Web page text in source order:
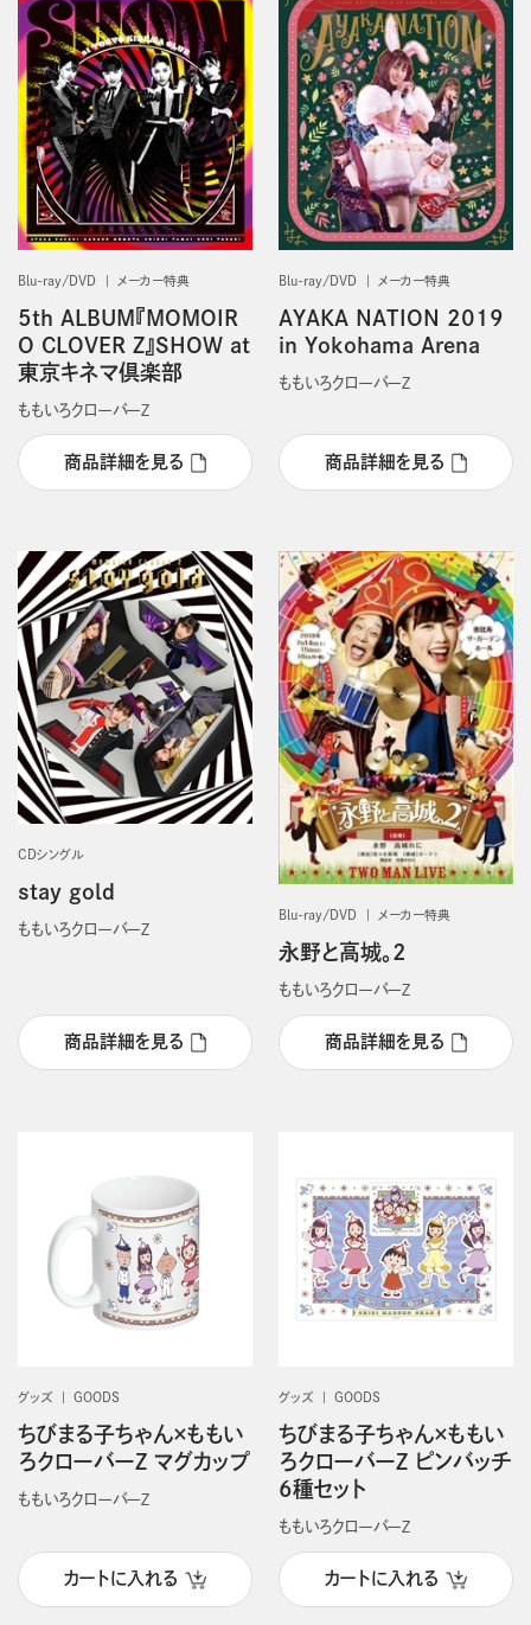
Blu-ray/DVD メーカー特典
5th ALBUM『MOMOIR
O CLOVER Z』SHOW at
東京キネマ倶楽部
ももいろクローバーＺ
商品詳細を見る
Blu-ray/DVD メーカー特典
AYAKA NATION 2019
in Yokohama Arena
ももいろクローバーＺ
商品詳細を見る
CDシングル
stay gold
ももいろクローバーＺ
商品詳細を見る
Blu-ray/DVD メーカー特典
永野と高城。2
ももいろクローバーＺ
商品詳細を見る
グッズ GOODS
ちびまる子ちゃん×ももい
ろクローバーZ マグカップ
ももいろクローバーＺ
カートに入れる
グッズ GOODS
ちびまる子ちゃん×ももい
ろクローバーZ ピンバッチ
6種セット
ももいろクローバーＺ
カートに入れる